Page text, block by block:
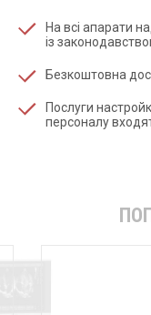
На всі апарати
із
Безкоштовна
Послуги
персоналу